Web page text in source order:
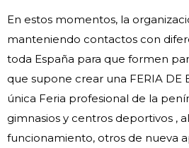
En estos momentos, la
manteniendo contactos con
toda España para que formen
que supone crear una FERIA DE
única Feria profesional de la
gimnasios y centros deportivos ,
funcionamiento, otros de nueva